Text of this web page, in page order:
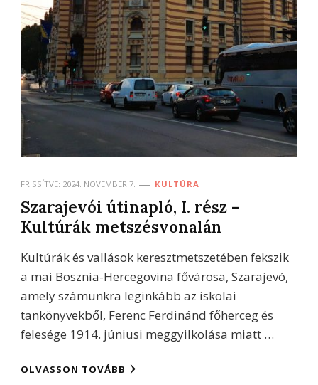
FRISSÍTVE: 2024. NOVEMBER 7. KULTÚRA
Szarajevói útinapló, I. rész –
Kultúrák metszésvonalán
Kultúrák és vallások keresztmetszetében fekszik
a mai Bosznia-Hercegovina fővárosa, Szarajevó,
amely számunkra leginkább az iskolai
tankönyvekből, Ferenc Ferdinánd főherceg és
felesége 1914. júniusi meggyilkolása miatt …
OLVASSON TOVÁBB